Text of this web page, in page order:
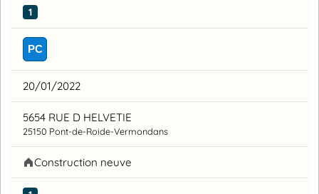
1
PC
20/01/2022
5654 RUE D HELVETIE
25150 Pont-de-Roide-Vermondans
Construction neuve